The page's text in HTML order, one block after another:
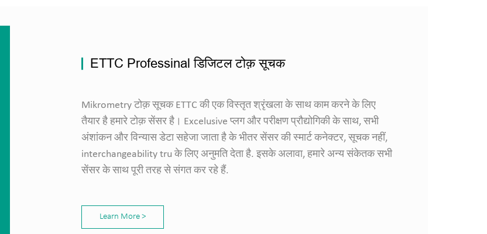
ETTC Professinal डिजिटल टोक़ सूचक
Mikrometry टोक़ सूचक ETTC की एक विस्तृत श्रृंखला के साथ काम करने के लिए
तैयार है हमारे टोक़ सेंसर है। Excelusive प्लग और परीक्षण प्रौद्योगिकी के साथ, सभी
अंशांकन और विन्यास डेटा सहेजा जाता है के भीतर सेंसर की स्मार्ट कनेक्टर, सूचक नहीं,
interchangeability tru के लिए अनुमति देता है. इसके अलावा, हमारे अन्य संकेतक सभी
सेंसर के साथ पूरी तरह से संगत कर रहे हैं.
Learn More >